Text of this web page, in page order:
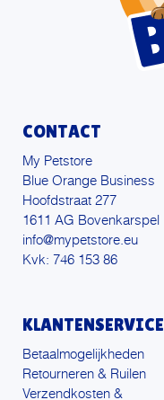
CONTACT
My Petstore
Blue Orange Business
Hoofdstraat 277
1611 AG Bovenkarspel
info@mypetstore.eu
Kvk: 746 153 86
KLANTENSERVICE
Betaalmogelijkheden
Retourneren & Ruilen
Verzendkosten &